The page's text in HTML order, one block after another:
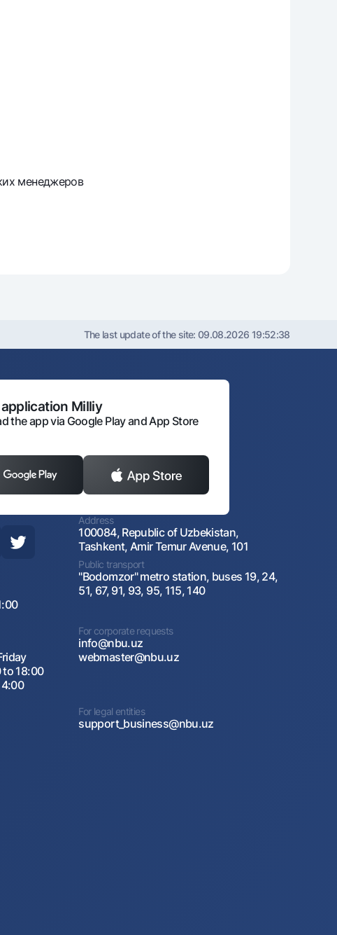
менеджеров
The last update of the site: 09.08.2026 19:52:38
Milliy
the app via Google Play and App Store
Address
100084, Republic of Uzbekistan,
Tashkent, Amir Temur Avenue, 101
Public transport
"Bodomzor" metro station, buses 19, 24,
51, 67, 91, 93, 95, 115, 140
18:00
For corporate requests
info@nbu.uz
webmaster@nbu.uz
For legal entities
support_business@nbu.uz